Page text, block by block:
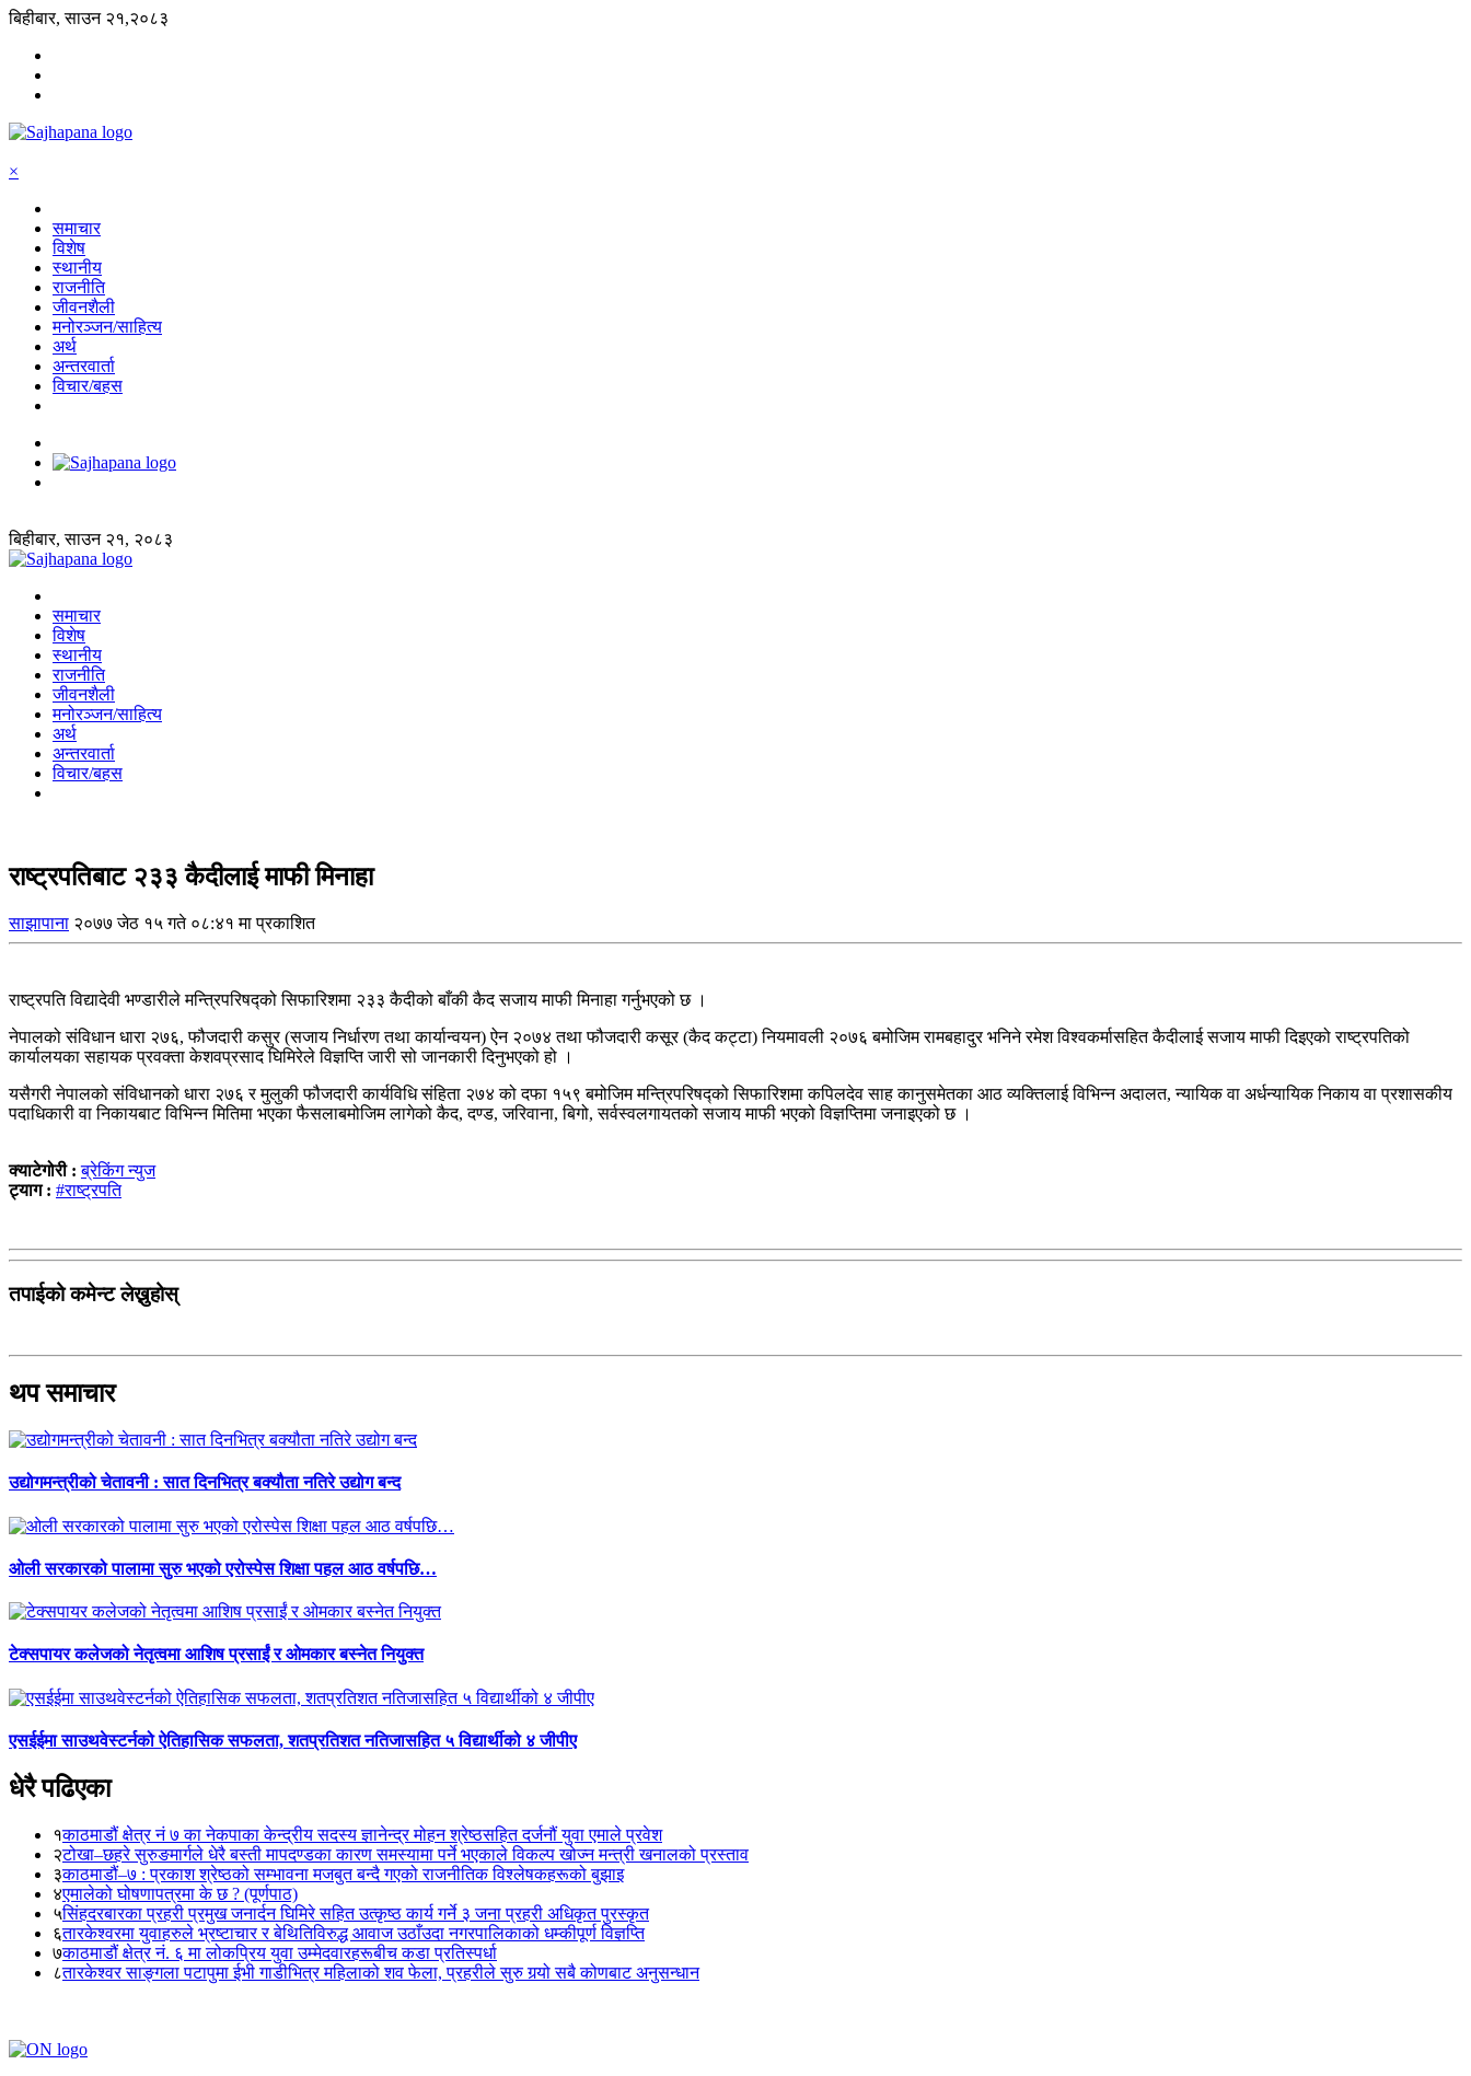
बिहीबार, साउन २१,२०८३
×
समाचार
विशेष
स्थानीय
राजनीति
जीवनशैली
मनोरञ्जन/साहित्य
अर्थ
अन्तरवार्ता
विचार/बहस
बिहीबार, साउन २१, २०८३
समाचार
विशेष
स्थानीय
राजनीति
जीवनशैली
मनोरञ्जन/साहित्य
अर्थ
अन्तरवार्ता
विचार/बहस
राष्ट्रपतिबाट २३३ कैदीलाई माफी मिनाहा
साझापाना २०७७ जेठ १५ गते ०८:४१ मा प्रकाशित
राष्ट्रपति विद्यादेवी भण्डारीले मन्त्रिपरिषद्को सिफारिशमा २३३ कैदीको बाँकी कैद सजाय माफी मिनाहा गर्नुभएको छ ।
नेपालको संविधान धारा २७६, फौजदारी कसुर (सजाय निर्धारण तथा कार्यान्वयन) ऐन २०७४ तथा फौजदारी कसूर (कैद कट्टा) नियमावली २०७६ बमोजिम रामबहादुर भनिने रमेश विश्वकर्मासहित कैदीलाई सजाय माफी दिइएको राष्ट्रपतिको
कार्यालयका सहायक प्रवक्ता केशवप्रसाद घिमिरेले विज्ञप्ति जारी सो जानकारी दिनुभएको हो ।
यसैगरी नेपालको संविधानको धारा २७६ र मुलुकी फौजदारी कार्यविधि संहिता २७४ को दफा १५९ बमोजिम मन्त्रिपरिषद्को सिफारिशमा कपिलदेव साह कानुसमेतका आठ व्यक्तिलाई विभिन्न अदालत, न्यायिक वा अर्धन्यायिक निकाय वा प्रशासकीय
पदाधिकारी वा निकायबाट विभिन्न मितिमा भएका फैसलाबमोजिम लागेको कैद, दण्ड, जरिवाना, बिगो, सर्वस्वलगायतको सजाय माफी भएको विज्ञप्तिमा जनाइएको छ ।
क्याटेगोरी :ब्रेकिंग न्युज
ट्याग : #राष्ट्रपति
तपाईको कमेन्ट लेख्नुहोस्
थप समाचार
उद्योगमन्त्रीको चेतावनी : सात दिनभित्र बक्यौता नतिरे उद्योग बन्द
ओली सरकारको पालामा सुरु भएको एरोस्पेस शिक्षा पहल आठ वर्षपछि…
टेक्सपायर कलेजको नेतृत्वमा आशिष प्रसाईं र ओमकार बस्नेत नियुक्त
एसईईमा साउथवेस्टर्नको ऐतिहासिक सफलता, शतप्रतिशत नतिजासहित ५ विद्यार्थीको ४ जीपीए
धेरै पढिएका
१काठमाडौं क्षेत्र नं ७ का नेकपाका केन्द्रीय सदस्य ज्ञानेन्द्र मोहन श्रेष्ठसहित दर्जनौं युवा एमाले प्रवेश
२टोखा–छहरे सुरुङमार्गले धेरै बस्ती मापदण्डका कारण समस्यामा पर्ने भएकाले विकल्प खोज्न मन्त्री खनालको प्रस्ताव
३काठमाडौं–७ : प्रकाश श्रेष्ठको सम्भावना मजबुत बन्दै गएको राजनीतिक विश्लेषकहरूको बुझाइ
४एमालेको घोषणापत्रमा के छ ? (पूर्णपाठ)
५सिंहदरबारका प्रहरी प्रमुख जनार्दन घिमिरे सहित उत्कृष्ठ कार्य गर्ने ३ जना प्रहरी अधिकृत पुरस्कृत
६तारकेश्वरमा युवाहरुले भ्रष्टाचार र बेथितिविरुद्ध आवाज उठाँउदा नगरपालिकाको धम्कीपूर्ण विज्ञप्ति
७काठमाडौं क्षेत्र नं. ६ मा लोकप्रिय युवा उम्मेदवारहरूबीच कडा प्रतिस्पर्धा
८तारकेश्वर साङ्गला पटापुमा ईभी गाडीभित्र महिलाको शव फेला, प्रहरीले सुरु गर्‍यो सबै कोणबाट अनुसन्धान